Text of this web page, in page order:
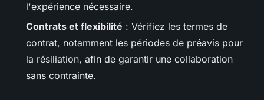
l'expérience nécessaire.
Contrats et flexibilité : Vérifiez les termes de
contrat, notamment les périodes de préavis pour
la résiliation, afin de garantir une collaboration
sans contrainte.